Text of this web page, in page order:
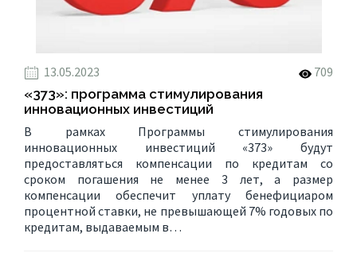
13.05.2023
709
«373»: программа стимулирования
инновационных инвестиций
В рамках Программы стимулирования
инновационных инвестиций «373» будут
предоставляться компенсации по кредитам со
сроком погашения не менее 3 лет, а размер
компенсации обеспечит уплату бенефициаром
процентной ставки, не превышающей 7% годовых по
кредитам, выдаваемым в…